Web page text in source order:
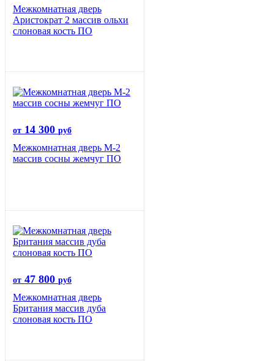
Межкомнатная дверь
Аристократ 2 массив ольхи
слоновая кость ПО
от 14 300 руб
Межкомнатная дверь М-2
массив сосны жемчуг ПО
от 47 800 руб
Межкомнатная дверь
Британия массив дуба
слоновая кость ПО